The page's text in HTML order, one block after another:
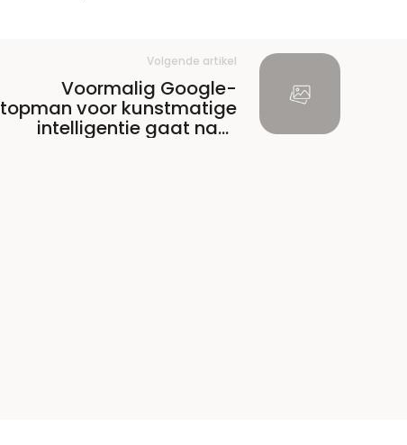
Volgende artikel
Voormalig Google-
topman voor kunstmatige
intelligentie gaat naar